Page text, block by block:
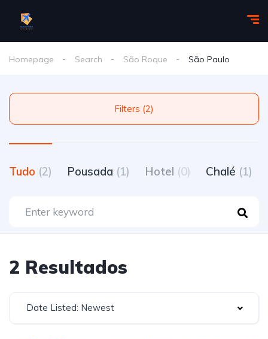
Homepage Search São Roque São Paulo
Filters (2)
Tudo (2) Pousada (1) Hotel (0) Chalé (1)
2 Resultados
Date Listed: Newest